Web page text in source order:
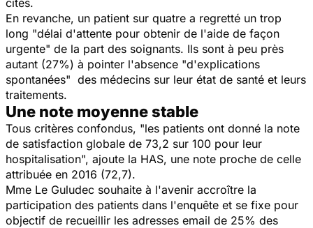
En revanche, un patient sur quatre a regretté un trop
long "délai d'attente pour obtenir de l'aide de façon
urgente" de la part des soignants. Ils sont à peu près
autant (27%) à pointer l'absence "d'explications
spontanées" des médecins sur leur état de santé et leurs
traitements.
Une note moyenne stable
Tous critères confondus, "les patients ont donné la note
de satisfaction globale de 73,2 sur 100 pour leur
hospitalisation", ajoute la HAS, une note proche de celle
attribuée en 2016 (72,7).
Mme Le Guludec souhaite à l'avenir accroître la
participation des patients dans l'enquête et se fixe pour
objectif de recueillir les adresses email de 25% des